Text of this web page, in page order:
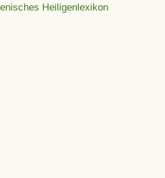
Heiligenlexikon